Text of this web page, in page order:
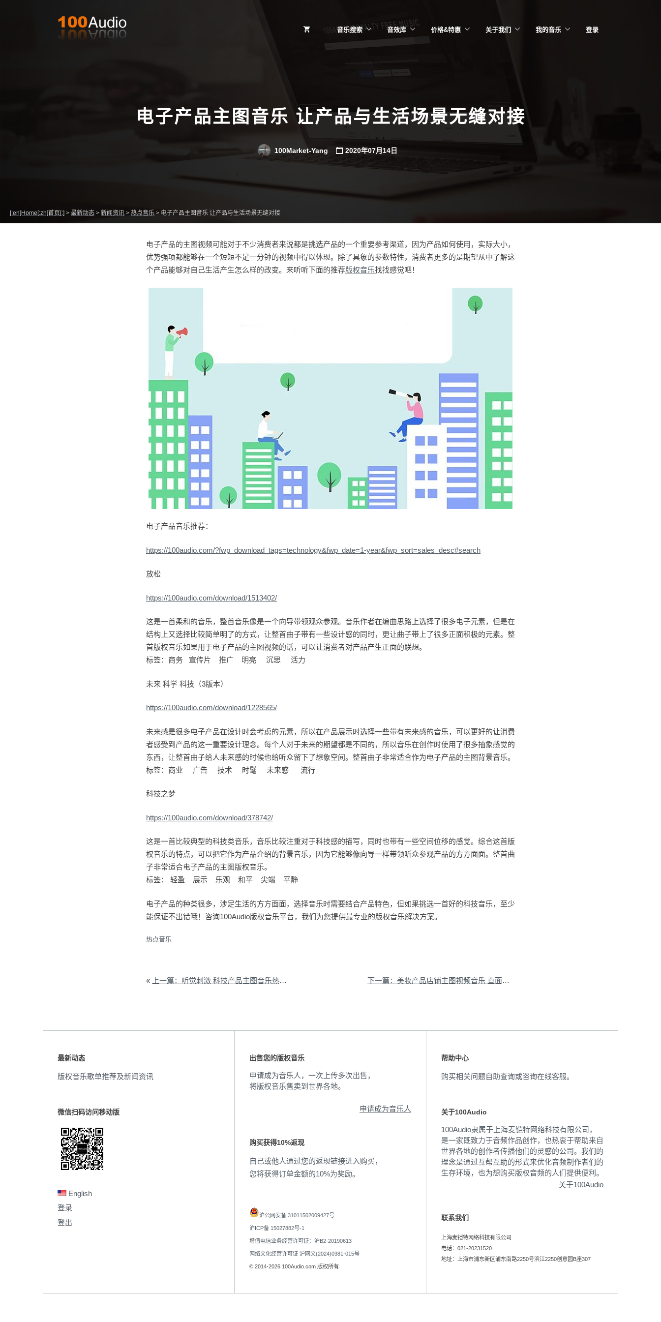
音乐搜索 音效库 价格&特惠 关于我们 我的音乐 登录
电子产品主图音乐 让产品与生活场景无缝对接
100Market-Yang 2020年07月14日
[:en]Home[:zh]首页[:] > 最新动态 > 新闻资讯 > 热点音乐 > 电子产品主图音乐 让产品与生活场景无缝对接
电子产品的主图视频可能对于不少消费者来说都是挑选产品的一个重要参考渠道，因为产品如何使用，实际大小，
优势强项都能够在一个短短不足一分钟的视频中得以体现。除了具象的参数特性，消费者更多的是期望从中了解这
个产品能够对自己生活产生怎么样的改变。来听听下面的推荐版权音乐找找感觉吧！
电子产品音乐推荐：
https://100audio.com/?fwp_download_tags=technology&fwp_date=1-year&fwp_sort=sales_desc#search
放松
https://100audio.com/download/1513402/
这是一首柔和的音乐，整首音乐像是一个向导带领观众参观。音乐作者在编曲思路上选择了很多电子元素，但是在
结构上又选择比较简单明了的方式，让整首曲子带有一些设计感的同时，更让曲子带上了很多正面积极的元素。整
首版权音乐如果用于电子产品的主图视频的话，可以让消费者对产品产生正面的联想。
标签：商务 宣传片 推广 明亮 沉思 活力
未来 科学 科技（3版本）
https://100audio.com/download/1228565/
未来感是很多电子产品在设计时会考虑的元素，所以在产品展示时选择一些带有未来感的音乐，可以更好的让消费
者感受到产品的这一重要设计理念。每个人对于未来的期望都是不同的，所以音乐在创作时使用了很多抽象感觉的
东西，让整首曲子给人未来感的时候也给听众留下了想象空间。整首曲子非常适合作为电子产品的主图背景音乐。
标签：商业 广告 技术 时髦 未来感 流行
科技之梦
https://100audio.com/download/378742/
这是一首比较典型的科技类音乐，音乐比较注重对于科技感的描写，同时也带有一些空间位移的感觉。综合这首版
权音乐的特点，可以把它作为产品介绍的背景音乐，因为它能够像向导一样带领听众参观产品的方方面面。整首曲
子非常适合电子产品的主图版权音乐。
标签： 轻盈 展示 乐观 和平 尖端 平静
电子产品的种类很多，涉足生活的方方面面，选择音乐时需要结合产品特色，但如果挑选一首好的科技音乐，至少
能保证不出错哦！咨询100Audio版权音乐平台，我们为您提供最专业的版权音乐解决方案。
热点音乐
« 上一篇：听觉刺激 科技产品主图音乐热门推荐 下一篇：美妆产品店铺主图视频音乐 直面产品特色提高品牌形象
最新动态
版权音乐歌单推荐及新闻资讯
微信扫码访问移动版
English
登录
登出
出售您的版权音乐
申请成为音乐人，一次上传多次出售，
将版权音乐售卖到世界各地。
申请成为音乐人
购买获得10%返现
自己或他人通过您的返现链接进入购买，
您将获得订单金额的10%为奖励。
沪公网安备 31011502009427号
沪ICP备 15027882号-1
增值电信业务经营许可证：沪B2-20190613
网络文化经营许可证 沪网文(2024)0381-015号
© 2014-2026 100Audio.com 版权所有
帮助中心
购买相关问题自助查询或咨询在线客服。
关于100Audio
100Audio隶属于上海麦铠特网络科技有限公司，
是一家既致力于音频作品创作，也热衷于帮助来自
世界各地的创作者传播他们的灵感的公司。我们的
理念是通过互帮互助的形式来优化音频制作者们的
生存环境，也为想购买版权音频的人们提供便利。
关于100Audio
联系我们
上海麦铠特网络科技有限公司
电话：021-20231520
地址：上海市浦东新区浦东南路2250号滨江2250创意园B座307